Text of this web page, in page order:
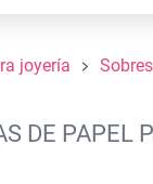
joyería Sobres
DE PAPEL